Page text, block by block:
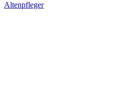
Altenpfleger